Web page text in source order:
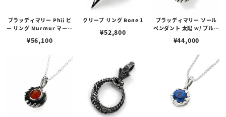
ブラッディマリー Phii ピ
ー リング Murmur マーマ
¥56,100
クリープ リング Bone 1
¥52,800
ブラッディマリー ソール
ペンダント 太陽 w/ ブルー
¥44,000